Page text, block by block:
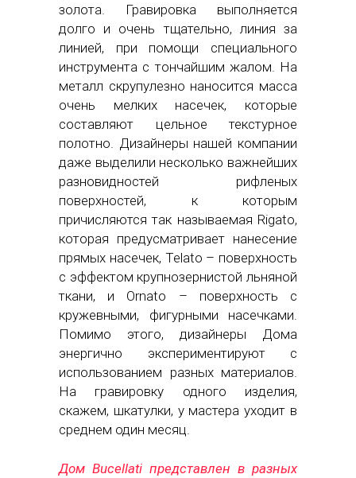
золота. Гравировка выполняется
долго и очень тщательно, линия за
линией, при помощи специального
инструмента с тончайшим жалом. На
металл скрупулезно наносится масса
очень мелких насечек, которые
составляют цельное текстурное
полотно. Дизайнеры нашей компании
даже выделили несколько важнейших
разновидностей рифленых
поверхностей, к которым
причисляются так называемая Rigato,
которая предусматривает нанесение
прямых насечек, Telato – поверхность
с эффектом крупнозернистой льняной
ткани, и Ornato – поверхность с
кружевными, фигурными насечками.
Помимо этого, дизайнеры Дома
энергично экспериментируют с
использованием разных материалов.
На гравировку одного изделия,
скажем, шкатулки, у мастера уходит в
среднем один месяц.
Дом Bucellati представлен в разных